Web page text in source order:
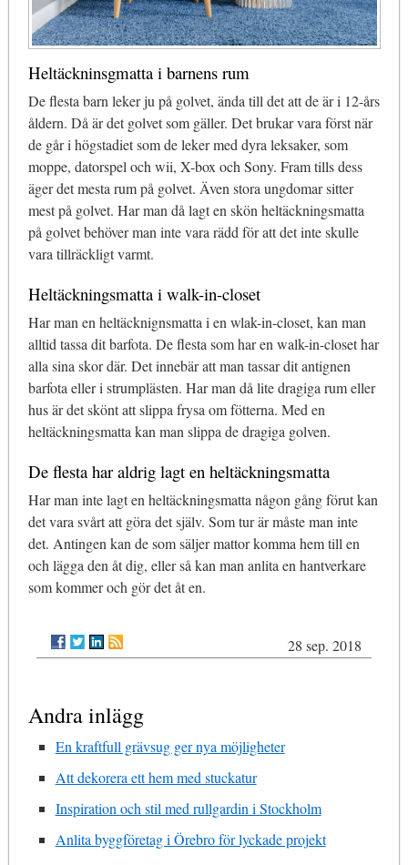
Heltäckninsgmatta i barnens rum
De flesta barn leker ju på golvet, ända till det att de är i 12-års
åldern. Då är det golvet som gäller. Det brukar vara först när
de går i högstadiet som de leker med dyra leksaker, som
moppe, datorspel och wii, X-box och Sony. Fram tills dess
äger det mesta rum på golvet. Även stora ungdomar sitter
mest på golvet. Har man då lagt en skön heltäckningsmatta
på golvet behöver man inte vara rädd för att det inte skulle
vara tillräckligt varmt.
Heltäckningsmatta i walk-in-closet
Har man en heltäcknignsmatta i en wlak-in-closet, kan man
alltid tassa dit barfota. De flesta som har en walk-in-closet har
alla sina skor där. Det innebär att man tassar dit antignen
barfota eller i strumplästen. Har man då lite dragiga rum eller
hus är det skönt att slippa frysa om fötterna. Med en
heltäckningsmatta kan man slippa de dragiga golven.
De flesta har aldrig lagt en heltäckningsmatta
Har man inte lagt en heltäckningsmatta någon gång förut kan
det vara svårt att göra det själv. Som tur är måste man inte
det. Antingen kan de som säljer mattor komma hem till en
och lägga den åt dig, eller så kan man anlita en hantverkare
som kommer och gör det åt en.
28 sep. 2018
Andra inlägg
En kraftfull grävsug ger nya möjligheter
Att dekorera ett hem med stuckatur
Inspiration och stil med rullgardin i Stockholm
Anlita byggföretag i Örebro för lyckade projekt